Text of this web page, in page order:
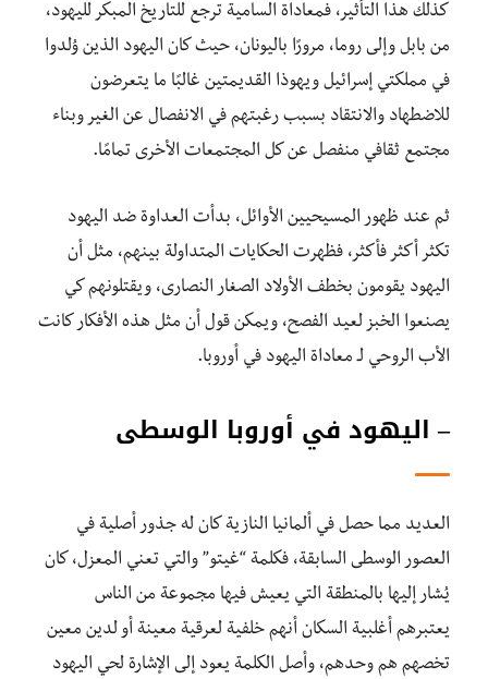
كذلك هذا التأثير، فمعاداة السامية ترجع للتاريخ المبكر لليهود،
من بابل وإلى روما، مرورًا باليونان، حيث كان اليهود الذين وُلدوا
في مملكتي إسرائيل ويهوذا القديمتين غالبًا ما يتعرضون
للاضطهاد والانتقاد بسبب رغبتهم في الانفصال عن الغير وبناء
مجتمع ثقافي منفصل عن كل المجتمعات الأخرى تمامًا.
ثم عند ظهور المسيحيين الأوائل، بدأت العداوة ضد اليهود
تكثر أكثر فأكثر، فظهرت الحكايات المتداولة بينهم، مثل أن
اليهود يقومون بخطف الأولاد الصغار النصارى، ويقتلونهم كي
يصنعوا الخبز لعيد الفصح، ويمكن قول أن مثل هذه الأفكار كانت
الأب الروحي لـ معاداة اليهود في أوروبا.
– اليهود في أوروبا الوسطى
العديد مما حصل في ألمانيا النازية كان له جذور أصلية في
العصور الوسطى السابقة، فكلمة “غيتو” والتي تعني المعزل، كان
يُشار إليها بالمنطقة التي يعيش فيها مجموعة من الناس
يعتبرهم أغلبية السكان أنهم خلفية لعرقية معينة أو لدين معين
تخصهم هم وحدهم، وأصل الكلمة يعود إلى الإشارة لحي اليهود